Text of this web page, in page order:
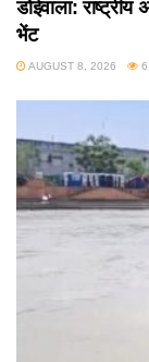
डोईवाला: राष्ट्रीय
भेंट
AUGUST 8, 2026 6